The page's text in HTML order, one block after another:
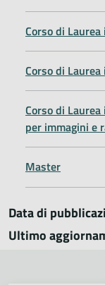
Corso di
Corso di
Corso di
per immagini e
Master
Data di
Ultimo